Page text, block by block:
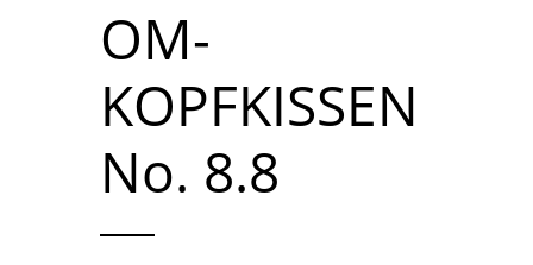
OM-
KOPFKISSEN
No. 8.8